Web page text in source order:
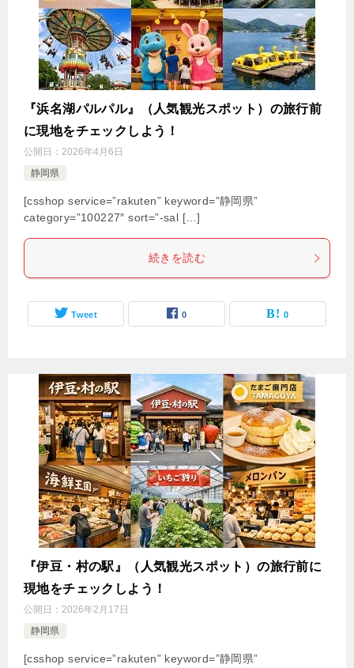
『浜名湖パルパル』（人気観光スポット）の旅行前
に現地をチェックしよう！
公開日： 2026年4月6日
静岡県
[csshop service=”rakuten” keyword=”静岡県”
category=”100227″ sort=”-sal […]
続きを読む
Tweet 0 0
『伊豆・村の駅』（人気観光スポット）の旅行前に
現地をチェックしよう！
公開日： 2026年2月17日
静岡県
[csshop service=”rakuten” keyword=”静岡県”